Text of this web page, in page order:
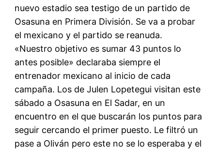
nuevo estadio sea testigo de un partido de
Osasuna en Primera División. Se va a probar
el mexicano y el partido se reanuda.
«Nuestro objetivo es sumar 43 puntos lo
antes posible» declaraba siempre el
entrenador mexicano al inicio de cada
campaña. Los de Julen Lopetegui visitan este
sábado a Osasuna en El Sadar, en un
encuentro en el que buscarán los puntos para
seguir cercando el primer puesto. Le filtró un
pase a Oliván pero este no se lo esperaba y el